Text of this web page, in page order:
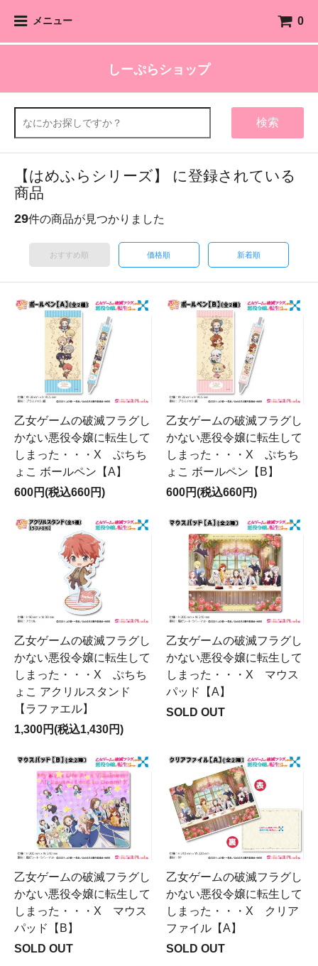
メニュー 0
しーぷらショップ
検索
【はめふらシリーズ】 に登録されている
商品
29件の商品が見つかりました
おすすめ順 価格順 新着順
乙女ゲームの破滅フラグし
かない悪役令嬢に転生して
しまった・・・X ぷちち
ょこ ボールペン【A】
600円(税込660円)
乙女ゲームの破滅フラグし
かない悪役令嬢に転生して
しまった・・・X ぷちち
ょこ ボールペン【B】
600円(税込660円)
乙女ゲームの破滅フラグし
かない悪役令嬢に転生して
しまった・・・X ぷちち
ょこ アクリルスタンド
【ラファエル】
1,300円(税込1,430円)
乙女ゲームの破滅フラグし
かない悪役令嬢に転生して
しまった・・・X マウス
パッド【A】
SOLD OUT
乙女ゲームの破滅フラグし
かない悪役令嬢に転生して
しまった・・・X マウス
パッド【B】
SOLD OUT
乙女ゲームの破滅フラグし
かない悪役令嬢に転生して
しまった・・・X クリア
ファイル【A】
SOLD OUT